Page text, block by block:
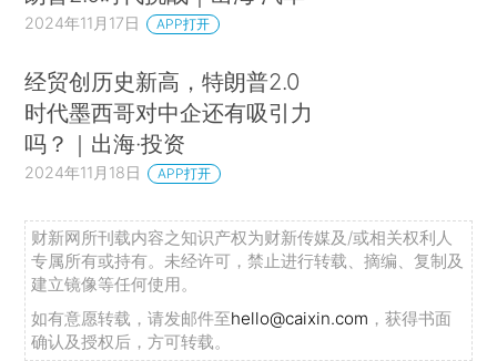
2024年11月17日 APP打开
经贸创历史新高，特朗普2.0
时代墨西哥对中企还有吸引力
吗？｜出海·投资
2024年11月18日 APP打开
财新网所刊载内容之知识产权为财新传媒及/或相关权利人
专属所有或持有。未经许可，禁止进行转载、摘编、复制及
建立镜像等任何使用。
如有意愿转载，请发邮件至hello@caixin.com ，获得书面
确认及授权后，方可转载。